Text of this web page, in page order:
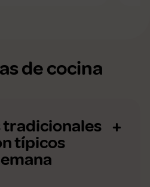
de cocina
tradicionales
típicos